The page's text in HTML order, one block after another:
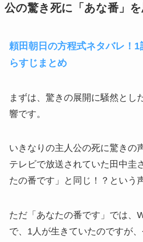
公の驚き死に「あな番」
頼田朝日の方程式ネタバレ！
らすじまとめ
まずは、驚きの展開に騒然とし
響です。
いきなりの主人公の死に驚きの
テレビで放送されていた田中圭
たの番です」と同じ！？という
ただ「あなたの番です」では、
で、1人が生きていたのですが